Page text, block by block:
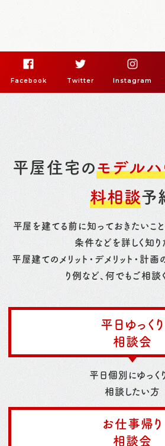
Facebook Twitter Instagram
平屋住宅のモデルハ
料相談予
平屋を建てる前に知っておきたいこ
条件などを詳しく知
平屋建てのメリット・デメリット・計画
り例など、何でもご相談
平日ゆっくり
相談会
平日個別にゆっく
相談したい方
お仕事帰り
相談会